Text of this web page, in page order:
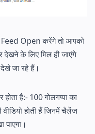
Open करेंगे तो आपको
के लिए मिल ही जाएंगे
जा रहे हैं।
है:- 100 गोलगप्पा का
होती हैं जिनमें चैलेंज
पाएगा।